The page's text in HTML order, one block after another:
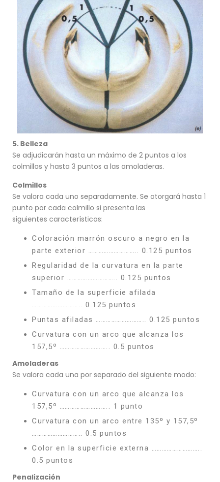
5. Belleza
Se adjudicarán hasta un máximo de 2 puntos a los
colmillos y hasta 3 puntos a las amoladeras.
Colmillos
Se valora cada uno separadamente. Se otorgará hasta 1
punto por cada colmillo si presenta las
siguientes características:
Coloración marrón oscuro a negro en la
parte exterior ……………………….. 0.125 puntos
Regularidad de la curvatura en la parte
superior ……………………….. 0.125 puntos
Tamaño de la superficie afilada
……………………….. 0.125 puntos
Puntas afiladas ……………………….. 0.125 puntos
Curvatura con un arco que alcanza los
157,5º ……………………….. 0.5 puntos
Amoladeras
Se valora cada una por separado del siguiente modo:
Curvatura con un arco que alcanza los
157,5º ……………………….. 1 punto
Curvatura con un arco entre 135º y 157,5º
……………………….. 0.5 puntos
Color en la superficie externa ………………………..
0.5 puntos
Penalización